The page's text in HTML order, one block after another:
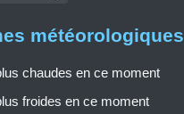
météorologiques
chaudes en ce moment
froides en ce moment